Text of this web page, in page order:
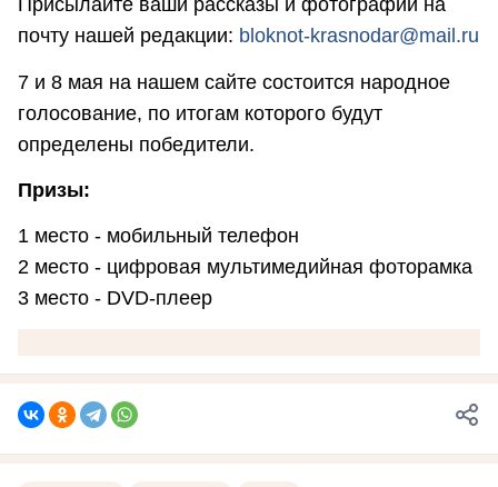
Присылайте ваши рассказы и фотографии на
почту нашей редакции: bloknot-krasnodar@mail.ru
7 и 8 мая на нашем сайте состоится народное
голосование, по итогам которого будут
определены победители.
Призы:
1 место - мобильный телефон
2 место - цифровая мультимедийная фоторамка
3 место - DVD-плеер